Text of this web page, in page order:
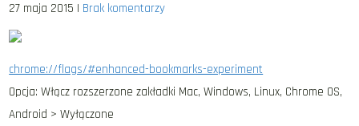
27 maja 2015 | Brak komentarzy
chrome://flags/#enhanced-bookmarks-experiment
Opcja: Włącz rozszerzone zakładki Mac, Windows, Linux, Chrome OS,
Android > Wyłączone